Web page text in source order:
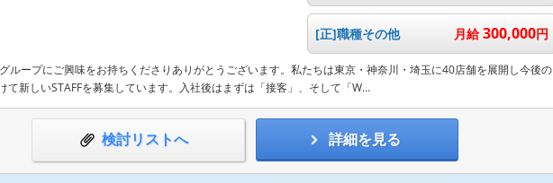
[正]職種その他 月給300,000円
ループにご興味をお持ちくださりありがとうございます。私たちは東京・神奈川・埼玉に40店舗を展開し今後の
て新しいSTAFFを募集しています。入社後はまずは「接客」、そして「W…
詳細を見る
検討リストへ